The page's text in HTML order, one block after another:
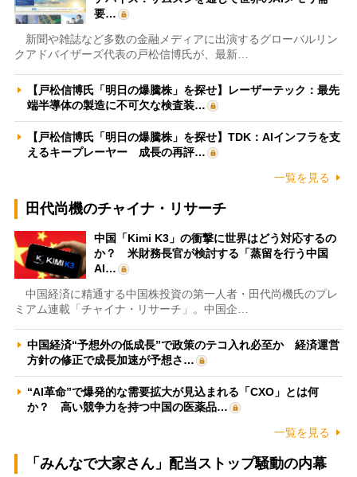
要…
新聞や雑誌など多数の金融メディアに出演するグローバルリン
クアドバイザーズ代表の戸松信博氏が、最新…
【戸松信博氏「明日の爆騰株」を探せ】レーザーテック：最先
端半導体の製造に不可欠な検査装…
【戸松信博氏「明日の爆騰株」を探せ】TDK：AIインフラを支
えるキープレーヤー 成長の再評…
一覧を見る
田代尚機のチャイナ・リサーチ
中国「Kimi K3」の衝撃に世界はどう対応するの
か？ 米財務長官が検討する「蒸留を行う中国
AI…
中国経済に精通する中国株投資の第一人者・田代尚機氏のプレ
ミアム連載「チャイナ・リサーチ」。中国企…
中国経済“予想外の低成長”で政策のテコ入れ必至か 経済運営
方針の修正で成長加速が予想さ…
“AI革命”で爆発的な需要拡大が見込まれる「CXO」とは何
か？ 高い競争力を持つ中国の医薬品…
一覧を見る
「みんなで大家さん」配当ストップ騒動の内幕